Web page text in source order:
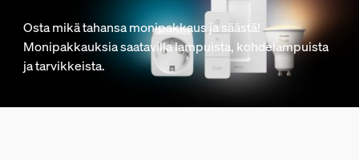
Osta mikä tahansa monipakkaus ja säästä!
Monipakkauksia saatavilla lampuista, kohdelampuista
ja tarvikkeista.